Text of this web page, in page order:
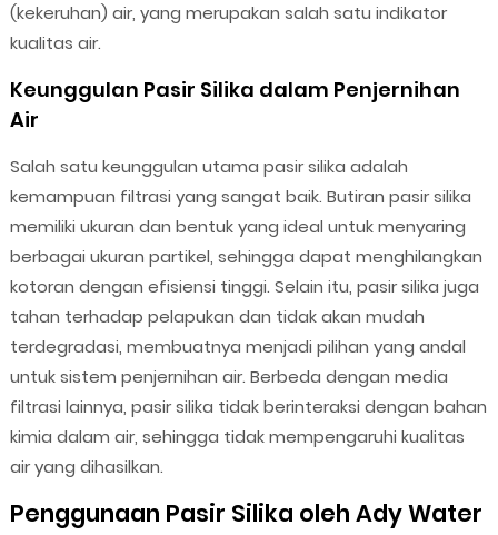
(kekeruhan) air, yang merupakan salah satu indikator
kualitas air.
Keunggulan Pasir Silika dalam Penjernihan
Air
Salah satu keunggulan utama pasir silika adalah
kemampuan filtrasi yang sangat baik. Butiran pasir silika
memiliki ukuran dan bentuk yang ideal untuk menyaring
berbagai ukuran partikel, sehingga dapat menghilangkan
kotoran dengan efisiensi tinggi. Selain itu, pasir silika juga
tahan terhadap pelapukan dan tidak akan mudah
terdegradasi, membuatnya menjadi pilihan yang andal
untuk sistem penjernihan air. Berbeda dengan media
filtrasi lainnya, pasir silika tidak berinteraksi dengan bahan
kimia dalam air, sehingga tidak mempengaruhi kualitas
air yang dihasilkan.
Penggunaan Pasir Silika oleh Ady Water